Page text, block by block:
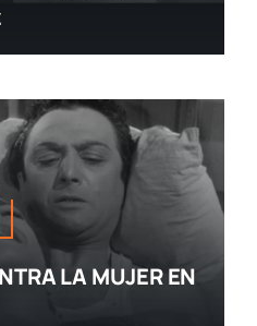
LA MUJER EN